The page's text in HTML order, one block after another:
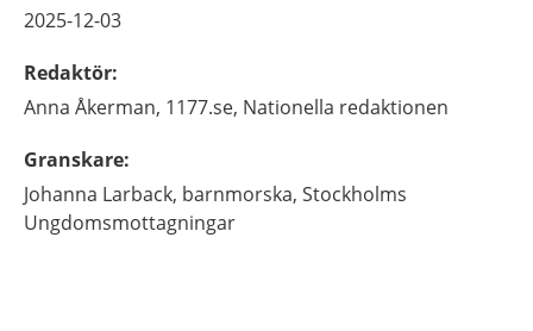
2025-12-03
Redaktör:
Anna Åkerman, 1177.se, Nationella redaktionen
Granskare:
Johanna Larback, barnmorska, Stockholms
Ungdomsmottagningar